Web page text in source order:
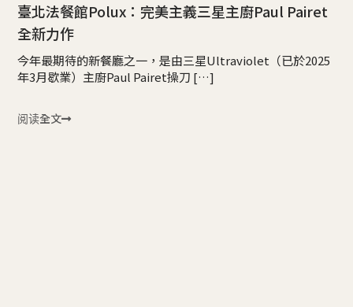
臺北法餐館Polux：完美主義三星主廚Paul Pairet
全新力作
今年最期待的新餐廳之一，是由三星Ultraviolet（已於2025
年3月歇業）主廚Paul Pairet操刀 […]
阅读全文